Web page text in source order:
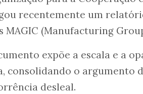
recentemente um
MAGIC (Manufacturing
expõe a escala e a
consolidando o argumento
desleal.